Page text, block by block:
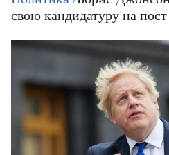
свою кандидатуру на